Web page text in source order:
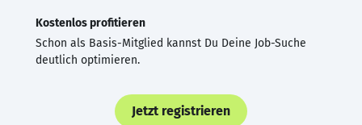
Kostenlos profitieren
Schon als Basis-Mitglied kannst Du Deine Job-Suche
deutlich optimieren.
Jetzt registrieren